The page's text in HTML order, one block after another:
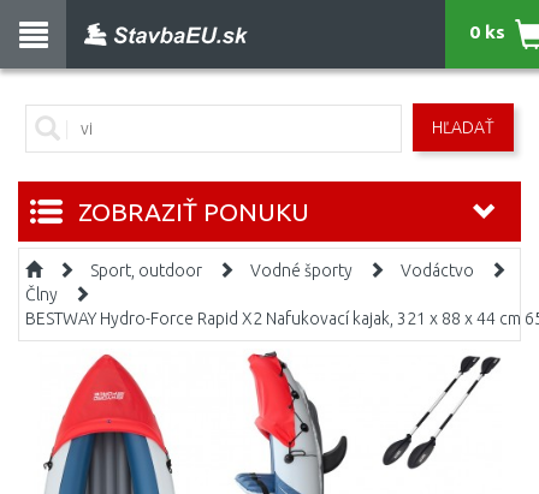
HĽADAŤ
0 ks
ZOBRAZIŤ PONUKU
Sport, outdoor Vodné športy
Vodáctvo
Člny
BESTWAY Hydro-Force Rapid X2 Nafukovací kajak, 321 x 88 x 44 cm